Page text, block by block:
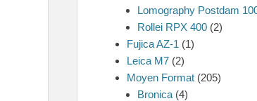
Lomography Postdam
Rollei RPX 400 (2)
Fujica AZ-1 (1)
Leica M7 (2)
Moyen Format (205)
Bronica (4)